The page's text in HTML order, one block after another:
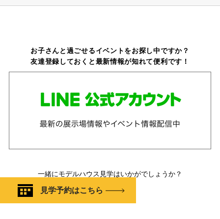
お子さんと過ごせるイベントをお探し中ですか？
友達登録しておくと最新情報が知れて便利です！
一緒にモデルハウス見学はいかがでしょうか？
見学予約はこちら